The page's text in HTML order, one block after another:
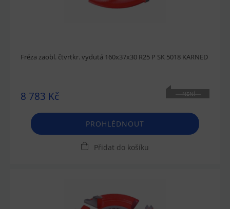
Fréza zaobl. čtvrtkr. vydutá 160x37x30 R25 P SK 5018 KARNED
8 783 Kč
NENÍ
PROHLÉDNOUT
Přidat do košíku